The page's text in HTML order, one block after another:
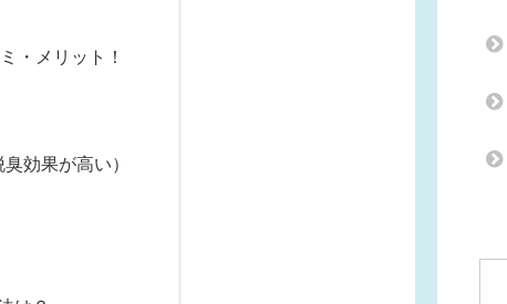
・メリット！
効果が高い）